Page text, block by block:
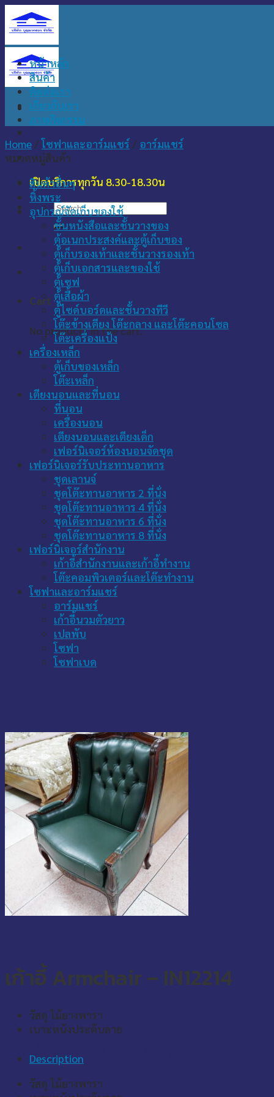
to
เปิดบริการทุกวัน 8.30-18.30น
Search
for:
Cart
No products in the cart.
หน้าหลัก
สินค้า
ติดต่อเรา
เกี่ยวกับเรา
ภาพกิจกรรม
Home/โซฟาและอาร์มแชร์/ อาร์มแชร์
หมวดหมู่สินค้า
สินค้าอื่นๆ
หิ้งพระ
อุปกรณ์จัดเก็บของใช้
ชั้นหนังสือและชั้นวางของ
ตู้อเนกประสงค์และตู้เก็บของ
ตู้เก็บรองเท้าและชั้นวางรองเท้า
ตู้เก็บเอกสารและของใช้
ตู้เซฟ
ตู้เสื้อผ้า
ตู้ไซด์บอร์ดและชั้นวางทีวี
โต๊ะข้างเตียง โต๊ะกลาง และโต๊ะคอนโซล
โต๊ะเครื่องแป้ง
เครื่องเหล็ก
ตู้เก็บของเหล็ก
โต๊ะเหล็ก
เตียงนอนและที่นอน
ที่นอน
เครื่องนอน
เตียงนอนและเตียงเด็ก
เฟอร์นิเจอร์ห้องนอนจัดชุด
เฟอร์นิเจอร์รับประทานอาหาร
ชุดเลานจ์
ชุดโต๊ะทานอาหาร 2 ที่นั่ง
ชุดโต๊ะทานอาหาร 4 ที่นั่ง
ชุดโต๊ะทานอาหาร 6 ที่นั่ง
ชุดโต๊ะทานอาหาร 8 ที่นั่ง
เฟอร์นิเจอร์สำนักงาน
เก้าอี้สำนักงานและเก้าอี้ทำงาน
โต๊ะคอมพิวเตอร์และโต๊ะทำงาน
โซฟาและอาร์มแชร์
อาร์มแชร์
เก้าอี้นวมตัวยาว
เปลพับ
โซฟา
โซฟาเบด
เก้าอี้ Armchair – IN12214
วัสดุ ไม้ยางพารา
เบาะหนังประดับลาย
*ราคานี้เฉพาะเมื่อสั่งซื้อบนเว็บไซต์เท่านั้น
Description
วัสดุ ไม้ยางพารา